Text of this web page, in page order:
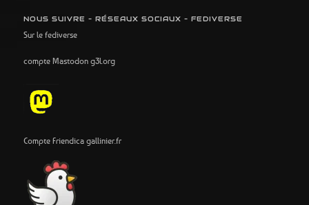
NOUS SUIVRE – RÉSEAUX SOCIAUX – FEDIVERSE
Sur le fediverse
compte Mastodon g3l.org
Compte Friendica gallinier.fr